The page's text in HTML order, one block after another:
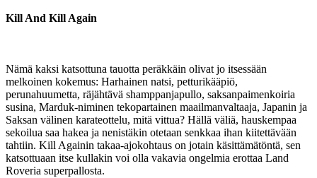
Kill And Kill Again
Nämä kaksi katsottuna tauotta peräkkäin olivat jo itsessään
melkoinen kokemus: Harhainen natsi, petturikääpiö,
perunahuumetta, räjähtävä shamppanjapullo, saksanpaimenkoiria
susina, Marduk-niminen tekopartainen maailmanvaltaaja, Japanin ja
Saksan välinen karateottelu, mitä vittua? Hällä väliä, hauskempaa
sekoilua saa hakea ja nenistäkin otetaan senkkaa ihan kiitettävään
tahtiin. Kill Againin takaa-ajokohtaus on jotain käsittämätöntä, sen
katsottuaan itse kullakin voi olla vakavia ongelmia erottaa Land
Roveria superpallosta.